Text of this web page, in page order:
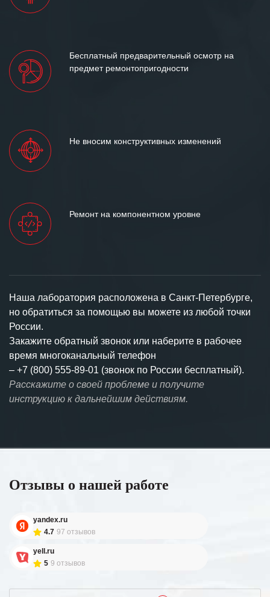
Бесплатный предварительный осмотр на
предмет ремонтопригодности
Не вносим конструктивных изменений
Ремонт на компонентном уровне
Наша лаборатория расположена в Санкт-Петербурге,
но обратиться за помощью вы можете из любой точки
России.
Закажите обратный звонок или наберите в рабочее
время многоканальный телефон
– +7 (800) 555-89-01 (звонок по России бесплатный).
Расскажите о своей проблеме и получите
инструкцию к дальнейшим действиям.
Отзывы о нашей работе
yandex.ru
4.7 97 отзывов
yell.ru
5 9 отзывов